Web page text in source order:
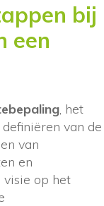
bij
een
, het
van de
van
en
visie op het